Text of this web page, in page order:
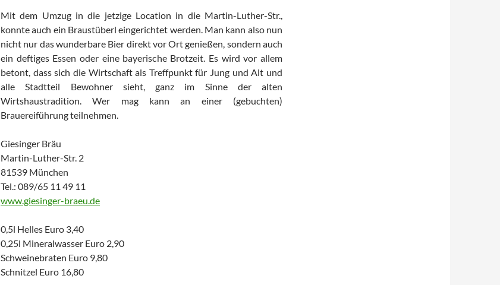
Mit dem Umzug in die jetzige Location in die Martin-Luther-Str.,
konnte auch ein Braustüberl eingerichtet werden. Man kann also nun
nicht nur das wunderbare Bier direkt vor Ort genießen, sondern auch
ein deftiges Essen oder eine bayerische Brotzeit. Es wird vor allem
betont, dass sich die Wirtschaft als Treffpunkt für Jung und Alt und
alle Stadtteil Bewohner sieht, ganz im Sinne der alten
Wirtshaustradition. Wer mag kann an einer (gebuchten)
Brauereiführung teilnehmen.
Giesinger Bräu
Martin-Luther-Str. 2
81539 München
Tel.: 089/65 11 49 11
www.giesinger-braeu.de
0,5l Helles Euro 3,40
0,25l Mineralwasser Euro 2,90
Schweinebraten Euro 9,80
Schnitzel Euro 16,80